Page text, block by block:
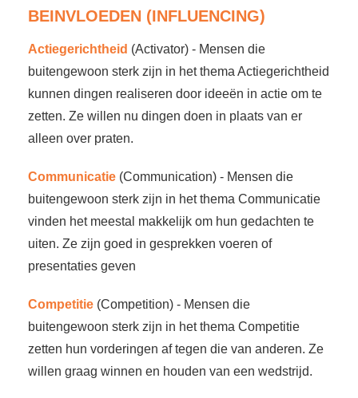
BEINVLOEDEN (INFLUENCING)
Actiegerichtheid (Activator) - Mensen die
buitengewoon sterk zijn in het thema Actiegerichtheid
kunnen dingen realiseren door ideeën in actie om te
zetten. Ze willen nu dingen doen in plaats van er
alleen over praten.
Communicatie (Communication) - Mensen die
buitengewoon sterk zijn in het thema Communicatie
vinden het meestal makkelijk om hun gedachten te
uiten. Ze zijn goed in gesprekken voeren of
presentaties geven
Competitie (Competition) - Mensen die
buitengewoon sterk zijn in het thema Competitie
zetten hun vorderingen af tegen die van anderen. Ze
willen graag winnen en houden van een wedstrijd.